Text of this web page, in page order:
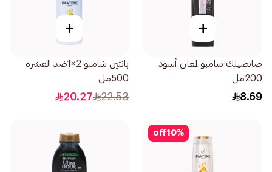
+
صانصيلك شامبو لمعان أسود
200مل
8.69
+
بانتين شامبو 2×1ضد القشرة
500مل
22.53
20.27
10%
off